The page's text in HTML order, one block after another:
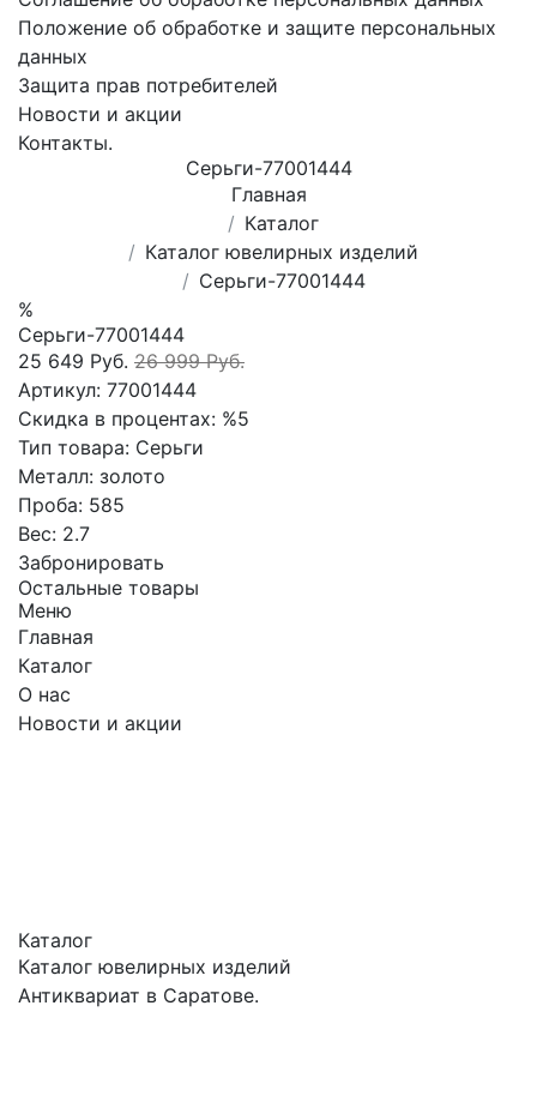
Положение об обработке и защите персональных
данных
Защита прав потребителей
Новости и акции
Контакты.
Серьги-77001444
Главная
Каталог
Каталог ювелирных изделий
Серьги-77001444
%
Серьги-77001444
25 649 Руб. 26 999 Руб.
Артикул: 77001444
Скидка в процентах: %5
Тип товара: Серьги
Металл: золото
Проба: 585
Вес: 2.7
Забронировать
Остальные товары
Меню
Главная
Каталог
О нас
Новости и акции
Каталог
Каталог ювелирных изделий
Антиквариат в Саратове.